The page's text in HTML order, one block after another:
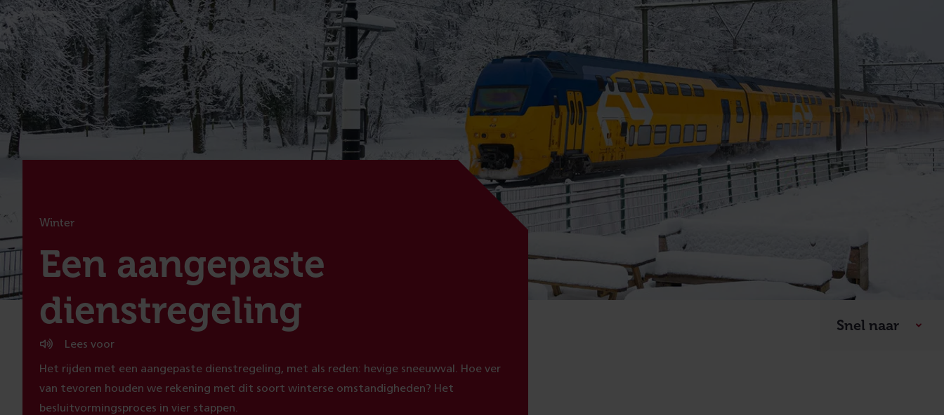
figuurlijk gezien - morgen oplevert.
Lees meer
Winter
:
Een aangepaste
dienstregeling
Lees voor
Het rijden met een aangepaste dienstregeling, met als reden: hevige sneeuwval. Hoe ver
van tevoren houden we rekening met dit soort winterse omstandigheden? Het
besluitvormingsproces in vier stappen.
Snel naar